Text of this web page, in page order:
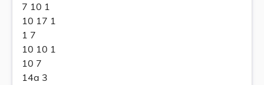
7 10 1
10 17 1
1 7
10 10 1
10 7
14a 3